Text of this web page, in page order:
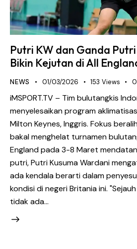
Putri KW dan Ganda
Bikin Kejutan di All
NEWS 01/03/2026 153 Views 0
iMSPORT.TV – Tim bulutangkis
menyelesaikan program
Milton Keynes, Inggris. Fokus
bakal menghelat turnamen
England pada 3-8 Maret
putri, Putri Kusuma Wardani
ada kendala berarti dalam
kondisi di negeri Britania ini.
tidak ada…